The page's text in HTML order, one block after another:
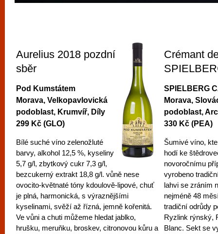
Aurelius 2018 pozdní
sběr
Pod Kumstátem
Morava, Velkopavlovická
podoblast, Krumvíř, Díly
299 Kč (GLO)
Bílé suché víno zelenožluté
barvy, alkohol 12,5 %, kyseliny
5,7 g/l, zbytkový cukr 7,3 g/l,
bezcukerný extrakt 18,8 g/l. vůně nese
ovocito-květnaté tóny kdoulově-lipové, chuť
je plná, harmonická, s výraznějšími
kyselinami, svěží až řízná, jemně kořenitá.
Ve vůni a chuti můžeme hledat jablko,
hrušku, meruňku, broskev, citronovou kůru a
Crémant
SPIELBERG
Morava,
podoblast,
330 Kč (PEA)
Šumivé víno,
hodí ke
novoročnímu
vyrobeno
lahvi se zráním
nejméně 48
tradiční odrůdy
Ryzlink rýnský,
Blanc. Sekt se